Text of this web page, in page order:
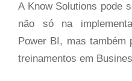
A Know Solutions pode
não só na
Power BI, mas também
treinamentos em